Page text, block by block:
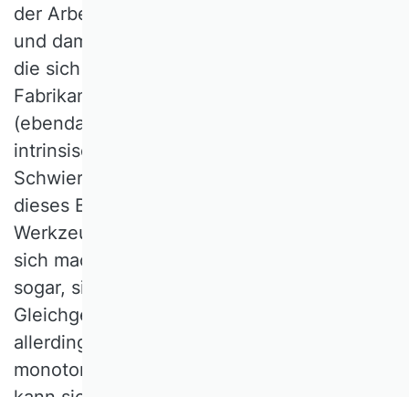
der Arbeitsfreude, die hilft mehr zu leisten
und damit mehr nach Hause zu bringen und
die sich einstellt, „wenn man vom
Fabrikanten freundlich behandelt wird“
(ebenda). Ferner erfährt man etwas über
intrinsische Motivation und die
Schwierigkeit des Verzichts auf Erfüllung
dieses Bedürfnisses. Ein
Werkzeugschlosser schreibt: „Die Arbeit an
sich macht mir sehr viel Freude. Ich glaube
sogar, sie zur Erhaltung meines
Gleichgewichtes zu bedürfen. Es ist dies
allerdings nicht der Fall, wenn ich anhaltend
monotone Arbeit verrichten muss. Dann